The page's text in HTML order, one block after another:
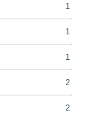
1
1
1
2
2